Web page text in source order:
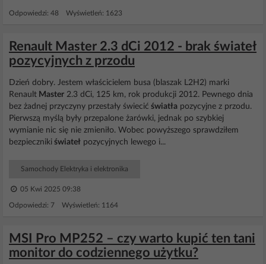
Odpowiedzi: 48 Wyświetleń: 1623
Renault Master 2.3 dCi 2012 - brak świateł
pozycyjnych z przodu
Dzień dobry. Jestem właścicielem busa (blaszak L2H2) marki
Renault Master 2.3 dCi, 125 km, rok produkcji 2012. Pewnego dnia
bez żadnej przyczyny przestały świecić światła pozycyjne z przodu.
Pierwszą myślą były przepalone żarówki, jednak po szybkiej
wymianie nic się nie zmieniło. Wobec powyższego sprawdziłem
bezpieczniki świateł pozycyjnych lewego i...
Samochody Elektryka i elektronika
05 Kwi 2025 09:38
Odpowiedzi: 7 Wyświetleń: 1164
MSI Pro MP252 – czy warto kupić ten tani
monitor do codziennego użytku?